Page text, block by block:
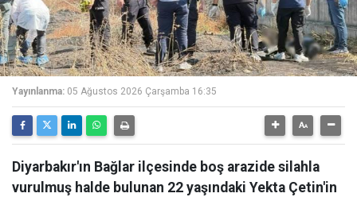
Yayınlanma: 05 Ağustos 2026 Çarşamba 16:35
Diyarbakır'ın Bağlar ilçesinde boş arazide silahla
vurulmuş halde bulunan 22 yaşındaki Yekta Çetin'in